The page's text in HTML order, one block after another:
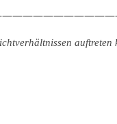
auftreten